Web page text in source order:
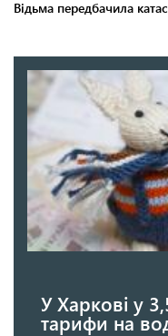
У Харкові у
тарифи на